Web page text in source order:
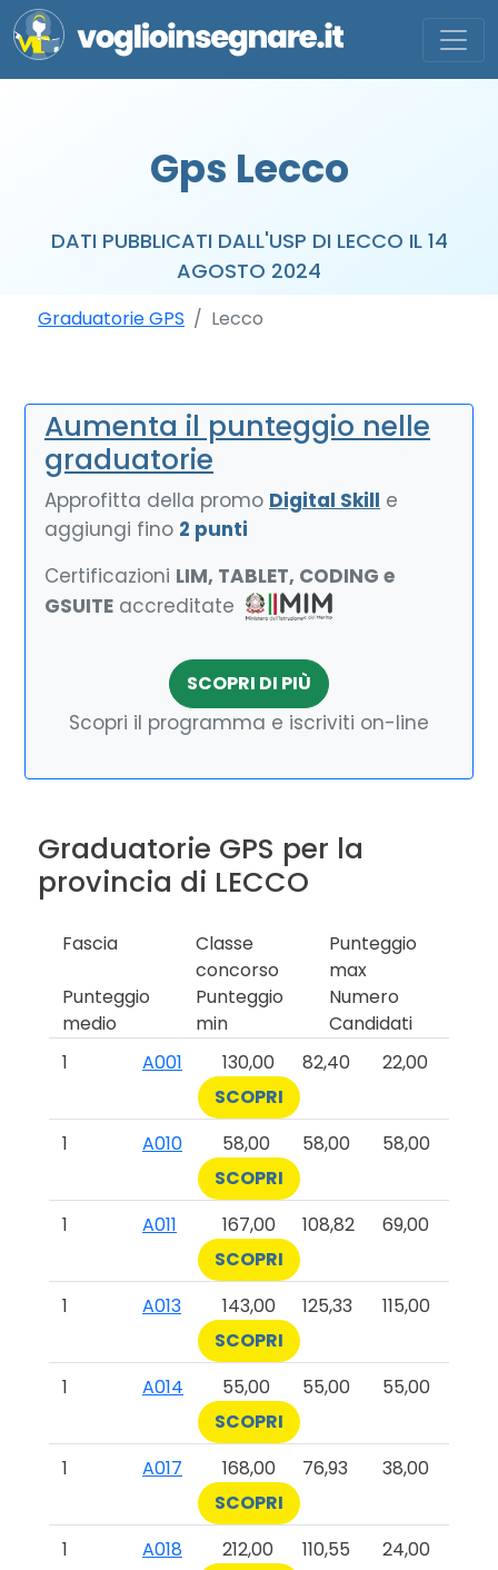
Gps Lecco
DATI PUBBLICATI DALL'USP DI LECCO IL 14
AGOSTO 2024
Graduatorie GPS Lecco
Aumenta il punteggio nelle
graduatorie
Approfitta della promo Digital Skill e
aggiungi fino 2 punti
Certificazioni LIM, TABLET, CODING e
GSUITE accreditate
SCOPRI DI PIÙ
Scopri il programma e iscriviti on-line
Graduatorie GPS per la
provincia di LECCO
Fascia
Classe
concorso
Punteggio
max
Punteggio
medio
Punteggio
min
Numero
Candidati
1
A001 130,00 82,40
22,00
SCOPRI
1
A010 58,00 58,00
58,00
SCOPRI
1
A011 167,00 108,82
69,00
SCOPRI
1
A013 143,00 125,33
115,00
SCOPRI
1
A014 55,00 55,00
55,00
SCOPRI
1
A017 168,00 76,93
38,00
SCOPRI
1
A018 212,00 110,55
24,00